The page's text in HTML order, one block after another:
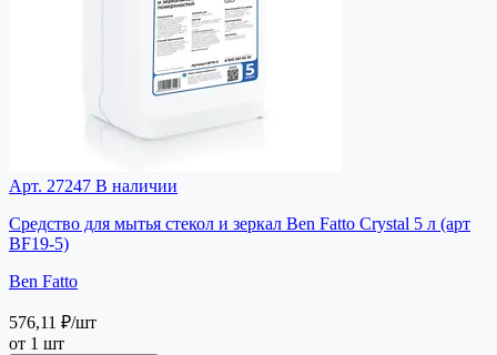
Арт. 27247 В наличии
Средство для мытья стекол и зеркал Ben Fatto Crystal 5 л (арт
BF19-5)
Ben Fatto
576,11 ₽/шт
от 1 шт